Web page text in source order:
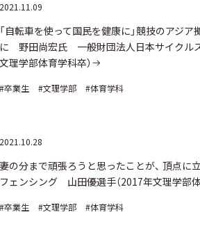
自転車を使って国民を健康に」競技のアジ
野田尚宏氏 一般財団法人日本サイクル
理学部体育学科卒）
卒業生 #文理学部 #体育学科
の分まで頑張ろうと思ったことが、 頂点に
ェンシング 山田優選手（2017年文理学部体
卒業生 #文理学部 #体育学科